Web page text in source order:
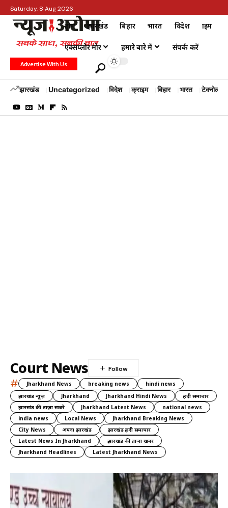
Saturday, 8 Aug 2026
होम झारखंड बिहार भारत विदेश क्राइम
एक्सप्लोर मोर हमारे बारे में संपर्क करें
Advertise With Us
झारखंड Uncategorized विदेश क्राइम बिहार भारत टेक्नोलॉजी
Court News
# Jharkhand News breaking news
hindi news
झारखंड न्यूज़
Jharkhand Jharkhand Hindi News
हिंदी समाचार
झारखंड की ताज़ा खबरें
Jharkhand Latest News
national news
india news
Local News
Jharkhand Breaking News
City News
अपना झारखंड
झारखंड हिंदी समाचार
Latest News In Jharkhand
झारखंड की ताज़ा ख़बर
Jharkhand Headlines
Latest Jharkhand News